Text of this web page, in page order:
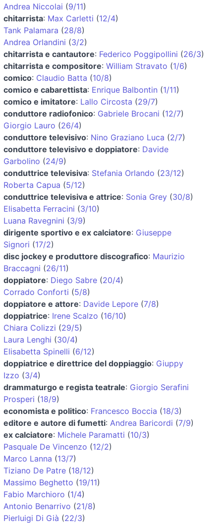
Andrea Niccolai (9/11)
chitarrista: Max Carletti (12/4)
Tank Palamara (28/8)
Andrea Orlandini (3/2)
chitarrista e cantautore: Federico Poggipollini (26/3)
chitarrista e compositore: William Stravato (1/6)
comico: Claudio Batta (10/8)
comico e cabarettista: Enrique Balbontin (1/11)
comico e imitatore: Lallo Circosta (29/7)
conduttore radiofonico: Gabriele Brocani (12/7)
Giorgio Lauro (26/4)
conduttore televisivo: Nino Graziano Luca (2/7)
conduttore televisivo e doppiatore: Davide
Garbolino (24/9)
conduttrice televisiva: Stefania Orlando (23/12)
Roberta Capua (5/12)
conduttrice televisiva e attrice: Sonia Grey (30/8)
Elisabetta Ferracini (3/10)
Luana Ravegnini (3/9)
dirigente sportivo e ex calciatore: Giuseppe
Signori (17/2)
disc jockey e produttore discografico: Maurizio
Braccagni (26/11)
doppiatore: Diego Sabre (20/4)
Corrado Conforti (5/8)
doppiatore e attore: Davide Lepore (7/8)
doppiatrice: Irene Scalzo (16/10)
Chiara Colizzi (29/5)
Laura Lenghi (30/4)
Elisabetta Spinelli (6/12)
doppiatrice e direttrice del doppiaggio: Giuppy
Izzo (3/4)
drammaturgo e regista teatrale: Giorgio Serafini
Prosperi (18/9)
economista e politico: Francesco Boccia (18/3)
editore e autore di fumetti: Andrea Baricordi (7/9)
ex calciatore: Michele Paramatti (10/3)
Pasquale De Vincenzo (12/2)
Marco Lanna (13/7)
Tiziano De Patre (18/12)
Massimo Beghetto (19/11)
Fabio Marchioro (1/4)
Antonio Benarrivo (21/8)
Pierluigi Di Già (22/3)